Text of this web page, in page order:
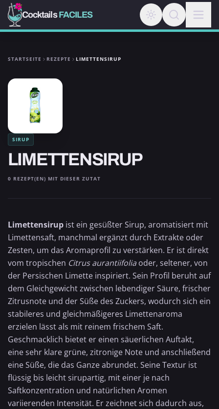
CocktailsFACILES
STARTSEITE REZEPTE LIMETTENSIRUP
SIRUP
LIMETTENSIRUP
0 REZEPT(EN) MIT DIESER ZUTAT
Limettensirup ist ein gesüßter Sirup, aromatisiert mit
Limettensaft, manchmal ergänzt durch Extrakte oder
Zesten, um das Aromaprofil zu verstärken. Er ist direkt
vom tropischen Citrus aurantiifolia oder, seltener, von
der Persischen Limette inspiriert. Sein Profil beruht auf
dem Gleichgewicht zwischen lebendiger Säure, frischer
Zitrusnote und der Süße des Zuckers, wodurch sich ein
stabileres und gleichmäßigeres Limettenaroma
erzielen lässt als mit reinem frischem Saft.
Geschmacklich bietet er einen säuerlichen Auftakt,
eine sehr klare grüne, zitronige Note und anschließend
eine Süße, die das Ganze abrundet. Seine Textur ist
flüssig bis leicht sirupartig, mit einer je nach
Saftkonzentration und natürlichen Aromen
variierenden Intensität. Er zeichnet sich dadurch aus,